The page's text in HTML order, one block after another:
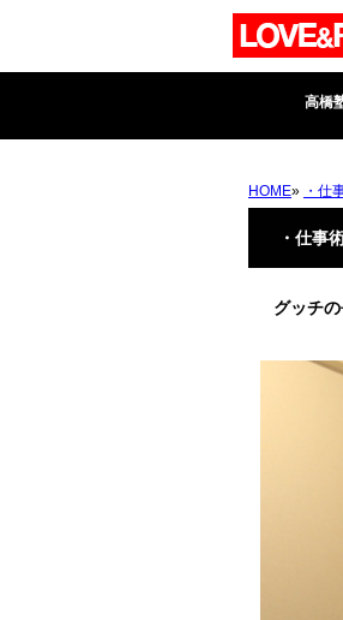
高橋
HOME» ・仕
・仕事
グッチ